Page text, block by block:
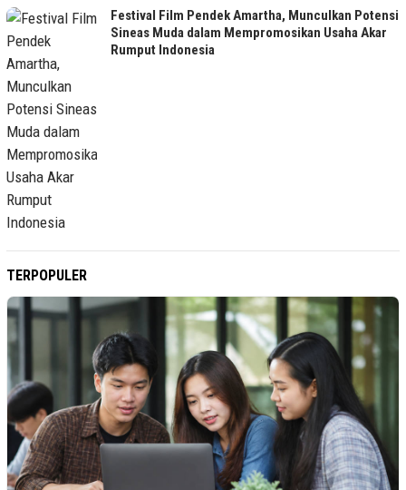
Festival Film Pendek Amartha, Munculkan Potensi
Sineas Muda dalam Mempromosikan Usaha Akar
Rumput Indonesia
TERPOPULER